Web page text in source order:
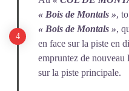
« Bois de Montals »,
« Bois de Montals »,
en face sur la piste en
empruntez de
sur la piste principale.